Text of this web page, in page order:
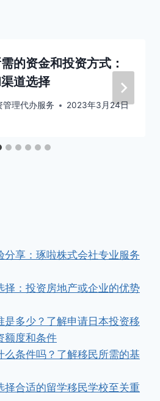
的资金和投资方式：
道选择
管理代办服务 2023年3月24日
分享：琢啦株式会社专业服务
择：投资房地产或企业的优势
是多少？了解申请日本投资移
额度和条件
么条件吗？了解移民所需的基
择合适的留学移民学校至关重